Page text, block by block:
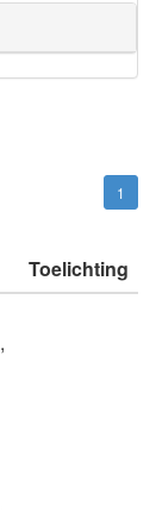
1
Toelichting
,